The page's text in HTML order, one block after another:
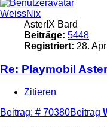
WeissNix
AsterIX Bard
Beiträge: 5448
Registriert: 28.
Re: Playmobil
Zitieren
Beitrag: # 70380Beitrag